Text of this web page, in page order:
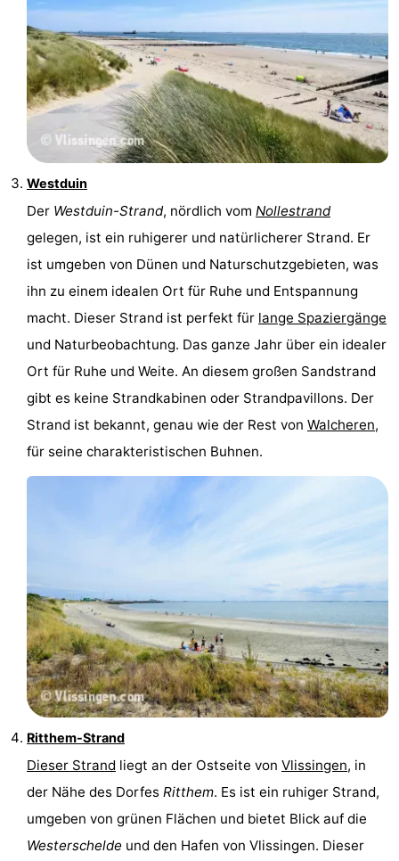
Westduin
Der Westduin-Strand, nördlich vom Nollestrand
gelegen, ist ein ruhigerer und natürlicherer Strand. Er
ist umgeben von Dünen und Naturschutzgebieten, was
ihn zu einem idealen Ort für Ruhe und Entspannung
macht. Dieser Strand ist perfekt für lange Spaziergänge
und Naturbeobachtung. Das ganze Jahr über ein idealer
Ort für Ruhe und Weite. An diesem großen Sandstrand
gibt es keine Strandkabinen oder Strandpavillons. Der
Strand ist bekannt, genau wie der Rest von Walcheren,
für seine charakteristischen Buhnen.
Ritthem-Strand
Dieser Strand liegt an der Ostseite von Vlissingen, in
der Nähe des Dorfes Ritthem. Es ist ein ruhiger Strand,
umgeben von grünen Flächen und bietet Blick auf die
Westerschelde und den Hafen von Vlissingen. Dieser